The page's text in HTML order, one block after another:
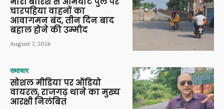
चारपहिया वाहनों का
आवागमन बंद, तीन दिन बाद
बहाल होने की उम्मीद
August 7, 2026
समाचार
सोशल मीडिया पर ऑडियो
वायरल, राजगढ़ थाने का मुख्य
आरक्षी निलंबित